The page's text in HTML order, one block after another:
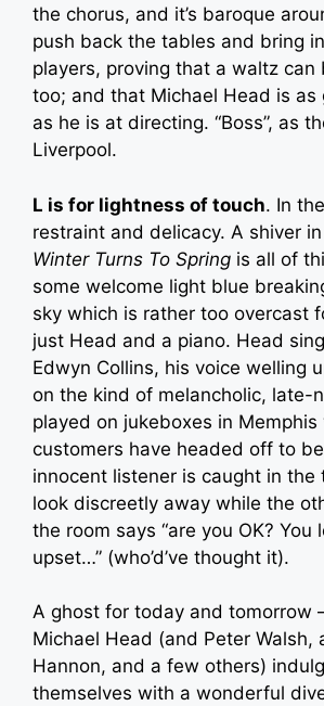
the chorus, and it’s baroque
push back the tables and bring
players, proving that a waltz can
too; and that Michael Head is as
as he is at directing. “Boss”, as
Liverpool.
L is for lightness of touch. In
restraint and delicacy. A shiver
Winter Turns To Spring is all of
some welcome light blue
sky which is rather too overcast
just Head and a piano. Head
Edwyn Collins, his voice welling
on the kind of melancholic, late-
played on jukeboxes in
customers have headed off to
innocent listener is caught in the
look discreetly away while the
the room says “are you OK? You
upset…” (who’d’ve thought it).
A ghost for today and tomorrow
Michael Head (and Peter Walsh,
Hannon, and a few others)
themselves with a wonderful